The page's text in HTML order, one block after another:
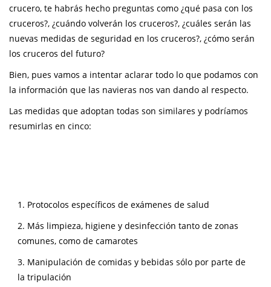
crucero, te habrás hecho preguntas como ¿qué pasa con los
cruceros?, ¿cuándo volverán los cruceros?, ¿cuáles serán las
nuevas medidas de seguridad en los cruceros?, ¿cómo serán
los cruceros del futuro?
Bien, pues vamos a intentar aclarar todo lo que podamos con
la información que las navieras nos van dando al respecto.
Las medidas que adoptan todas son similares y podríamos
resumirlas en cinco:
1. Protocolos específicos de exámenes de salud
2. Más limpieza, higiene y desinfección tanto de zonas
comunes, como de camarotes
3. Manipulación de comidas y bebidas sólo por parte de
la tripulación